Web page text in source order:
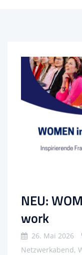
NEU:
work
26. Mai 2026
Netzwerkabend,